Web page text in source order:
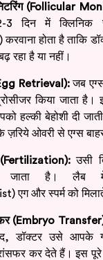
(Follicular
दिन में क्लिनिक
होता है ताकि
रहा है या नहीं।
Retrieval):जब एग्स
किया जाता है।
हल्की बेहोशी दी
ज़रिये ओवरी से एग्स
(Fertilization):उसी
जाता है। लैब में
एग और स्पर्म को
(Embryo
डॉक्टर उसे आपके
कर देते हैं। इस पूरे